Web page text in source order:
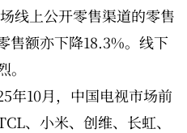
线上公开零售渠道的零售
售额亦下降18.3%。线下
年10月，中国电视市场前
、小米、创维、长虹、